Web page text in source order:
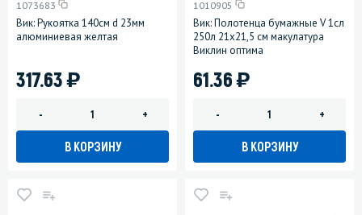
1073683
Вик: Рукоятка 140см d 23мм
алюминиевая желтая
317.63)
- +
В КОРЗИНУ
1010905
Вик: Полотенца бумажные V 1сл
250л 21х21,5 см макулатура
Виклин оптима
61.36)
- +
В КОРЗИНУ